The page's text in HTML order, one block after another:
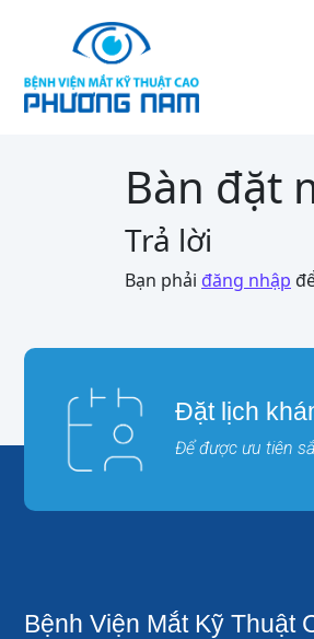
Bàn đặt
Trả lời
Bạn phải đăng nhập
Đặt lịch
Để được ưu tiên
Bệnh Viện Mắt Kỹ Thuật